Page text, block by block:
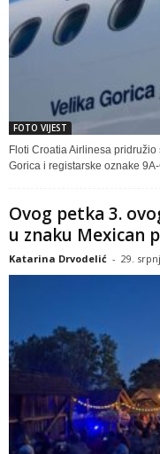
FOTO VIJEST
Floti Croatia Airlinesa
Gorica i registarske oznake
Ovog petka 3.
u znaku Mexican
Katarina Drvodelić - 29.